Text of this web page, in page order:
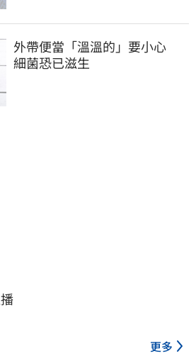
外帶便當「溫溫的」要小心
細菌恐已滋生
更多